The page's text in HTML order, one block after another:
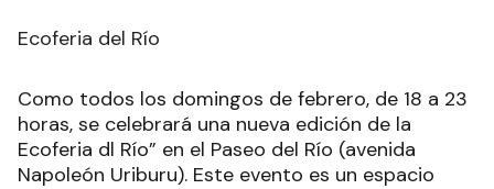
Ecoferia del Río
Como todos los domingos de febrero, de 18 a 23
horas, se celebrará una nueva edición de la
Ecoferia dl Río” en el Paseo del Río (avenida
Napoleón Uriburu). Este evento es un espacio